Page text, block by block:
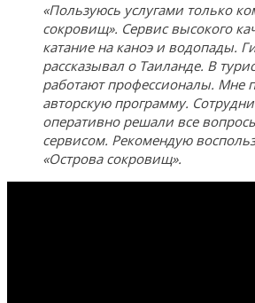
«Пользуюсь услугами только
сокровищ». Сервис высокого
катание на каноэ и водопады.
рассказывал о Таиланде. В
работают профессионалы. Мне
авторскую программу.
оперативно решали все
сервисом. Рекомендую
«Острова сокровищ».